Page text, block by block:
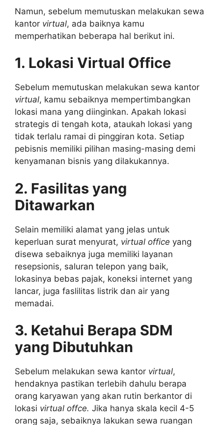
Namun, sebelum memutuskan melakukan sewa
kantor virtual, ada baiknya kamu
memperhatikan beberapa hal berikut ini.
1. Lokasi Virtual Office
Sebelum memutuskan melakukan sewa kantor
virtual, kamu sebaiknya mempertimbangkan
lokasi mana yang diinginkan. Apakah lokasi
strategis di tengah kota, ataukah lokasi yang
tidak terlalu ramai di pinggiran kota. Setiap
pebisnis memiliki pilihan masing-masing demi
kenyamanan bisnis yang dilakukannya.
2. Fasilitas yang
Ditawarkan
Selain memiliki alamat yang jelas untuk
keperluan surat menyurat, virtual office yang
disewa sebaiknya juga memiliki layanan
resepsionis, saluran telepon yang baik,
lokasinya bebas pajak, koneksi internet yang
lancar, juga faslilitas listrik dan air yang
memadai.
3. Ketahui Berapa SDM
yang Dibutuhkan
Sebelum melakukan sewa kantor virtual,
hendaknya pastikan terlebih dahulu berapa
orang karyawan yang akan rutin berkantor di
lokasi virtual offce. Jika hanya skala kecil 4-5
orang saja, sebaiknya lakukan sewa ruangan